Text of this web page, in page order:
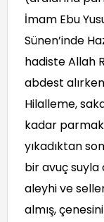
İmam Ebu
Sünen’inde
hadiste Allah
abdest
Hilalleme,
kadar
yıkadıktan
bir avuç suyla
aleyhi ve
almış,